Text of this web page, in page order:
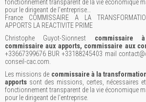
fonctionnement transparent de la vie économique
pour le dirigeant de l'entreprise…
France COMMISSAIRE A LA
APPORTS LA REACTIVITE PRIME
Christophe Guyot-Sionnest commissaire
commissaire aux apports, commissaire aux
+33667399676 BUR +33188245403 mail
conseil-cac.com.
Les missions de commissaire à la
apports sont des missions, certes, nécessaires
fonctionnement transparent de la vie économique
pour le dirigeant de l'entreprise.